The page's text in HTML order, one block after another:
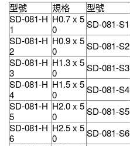
型號 規格 型號
SD-081-H
1
H0.7 x 5
0
SD-081-S1
SD-081-H
2
H0.9 x 5
0
SD-081-S2
SD-081-H
3
H1.3 x 5
0
SD-081-S3
SD-081-H
4
H1.5 x 5
0
SD-081-S4
SD-081-H
5
H2.0 x 5
0
SD-081-S5
SD-081-H
6
H2.5 x 5
0
SD-081-S6